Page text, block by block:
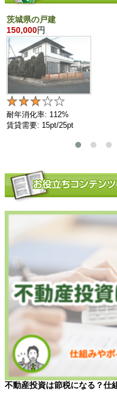
茨城県の戸建
150,000円
耐年消化率: 112%
賃貸需要: 15pt/25pt
不動産投資は節税になる？仕